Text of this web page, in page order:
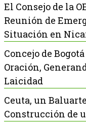
El Consejo de la
Reunión de
Situación en
Concejo de
Oración,
Laicidad
Ceuta, un
Construcción de